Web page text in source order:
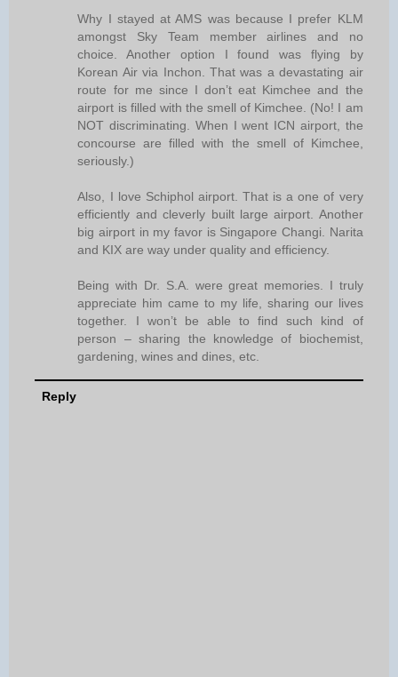
Why I stayed at AMS was because I prefer KLM
amongst Sky Team member airlines and no
choice. Another option I found was flying by
Korean Air via Inchon. That was a devastating air
route for me since I don’t eat Kimchee and the
airport is filled with the smell of Kimchee. (No! I am
NOT discriminating. When I went ICN airport, the
concourse are filled with the smell of Kimchee,
seriously.)
Also, I love Schiphol airport. That is a one of very
efficiently and cleverly built large airport. Another
big airport in my favor is Singapore Changi. Narita
and KIX are way under quality and efficiency.
Being with Dr. S.A. were great memories. I truly
appreciate him came to my life, sharing our lives
together. I won’t be able to find such kind of
person – sharing the knowledge of biochemist,
gardening, wines and dines, etc.
Reply